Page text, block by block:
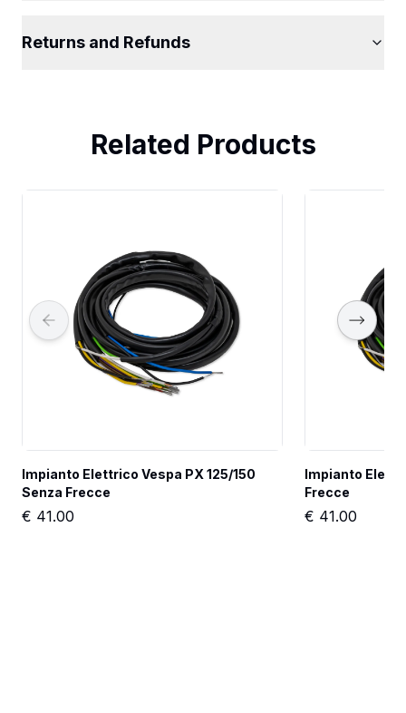
Returns and Refunds
Related Products
Impianto Elettrico Vespa PX 125/150
Senza Frecce
€ 41.00
Impianto
Frecce
€ 41.00